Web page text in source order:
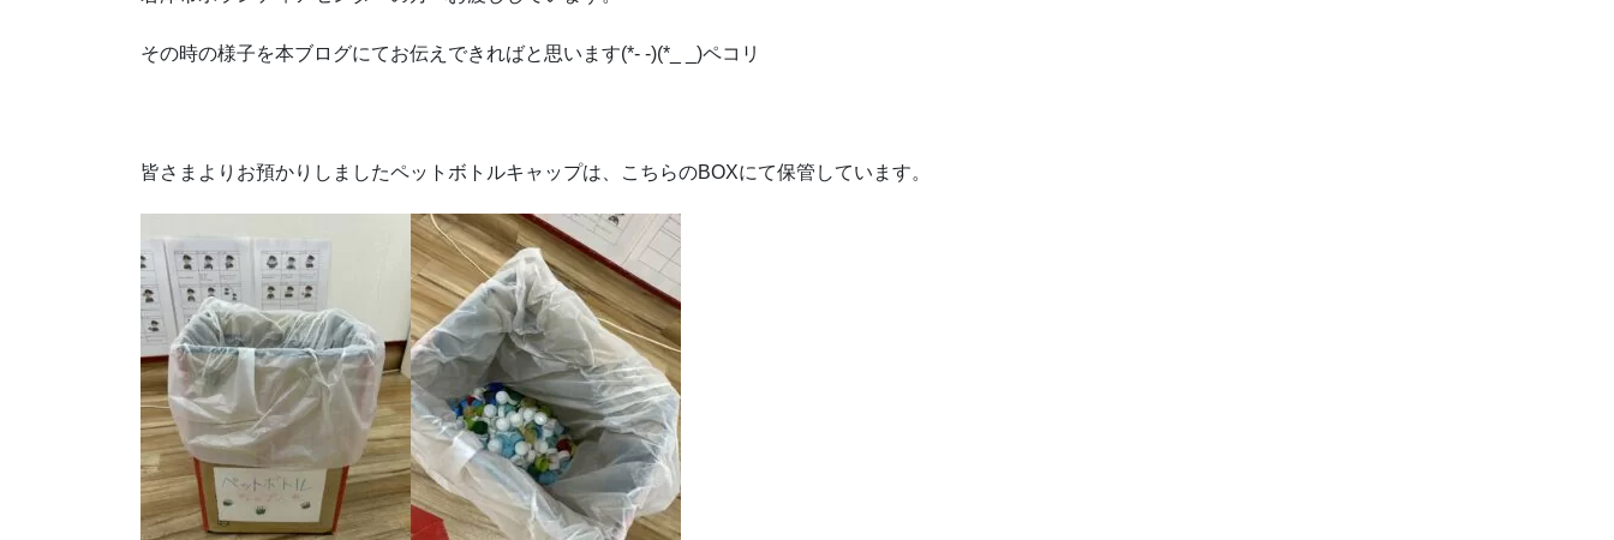
その時の様子を本ブログにてお伝えできればと思います(*- -)(*_ _)ペコリ
皆さまよりお預かりしましたペットボトルキャップは、こちらのBOXにて保管しています。